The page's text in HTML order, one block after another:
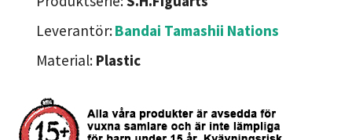
Leverantör:Bandai Tamashii Nations
Material: Plastic